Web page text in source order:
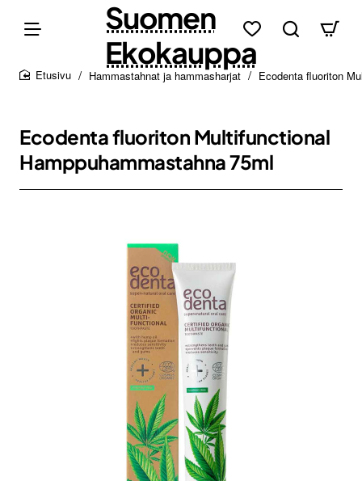
Suomen
Ekokauppa
Hammastahnat ja hammasharjat Ecodenta fluoriton
Ecodenta fluoriton Multifunctional
Hamppuhammastahna 75ml